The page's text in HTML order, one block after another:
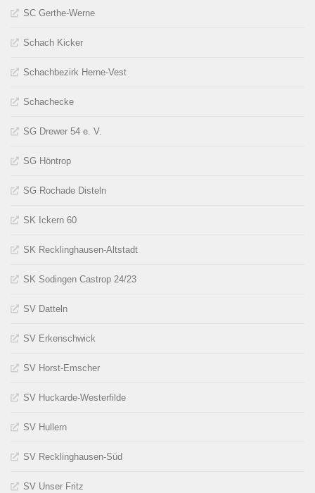
SC Gerthe-Werne
Schach Kicker
Schachbezirk Herne-Vest
Schachecke
SG Drewer 54 e. V.
SG Höntrop
SG Rochade Disteln
SK Ickern 60
SK Recklinghausen-Altstadt
SK Sodingen Castrop 24/23
SV Datteln
SV Erkenschwick
SV Horst-Emscher
SV Huckarde-Westerfilde
SV Hullern
SV Recklinghausen-Süd
SV Unser Fritz